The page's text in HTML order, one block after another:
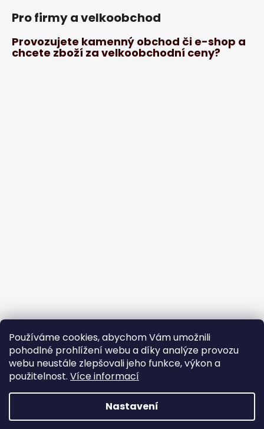
Používáme cookies, abychom Vám umožnili
pohodlné prohlížení webu a díky analýze provozu
webu neustále zlepšovali jeho funkce, výkon a
použitelnost. Více informací
Nastavení
Pro firmy a velkoobchod
Provozujete kamenný obchod či e-shop a
chcete zboží za velkoobchodní ceny?